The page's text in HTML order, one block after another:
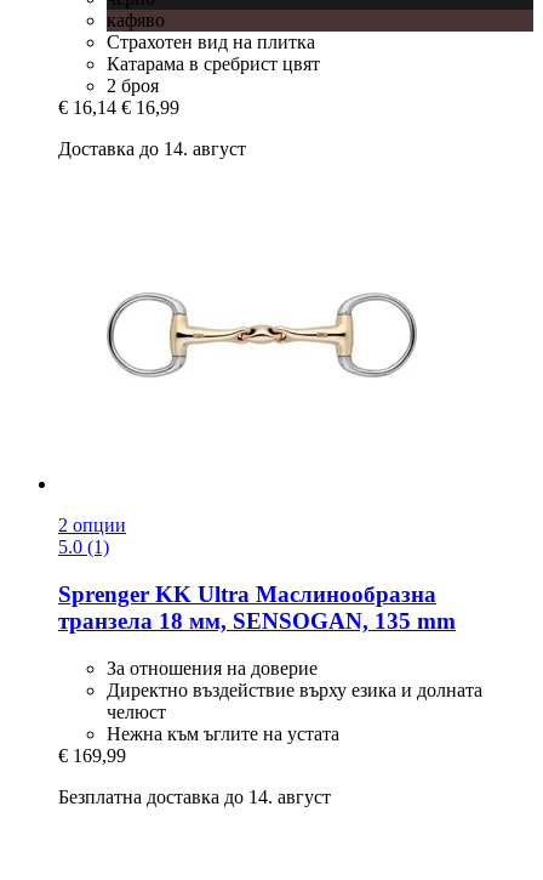
кафяво
Страхотен вид на плитка
Катарама в сребрист цвят
2 броя
€ 16,14 € 16,99
Доставка до 14. август
2 опции
5.0 (1)
Sprenger KK Ultra Маслинообразна
транзела 18 мм, SENSOGAN, 135 mm
За отношения на доверие
Директно въздействие върху езика и долната
челюст
Нежна към ъглите на устата
€ 169,99
Безплатна доставка до 14. август